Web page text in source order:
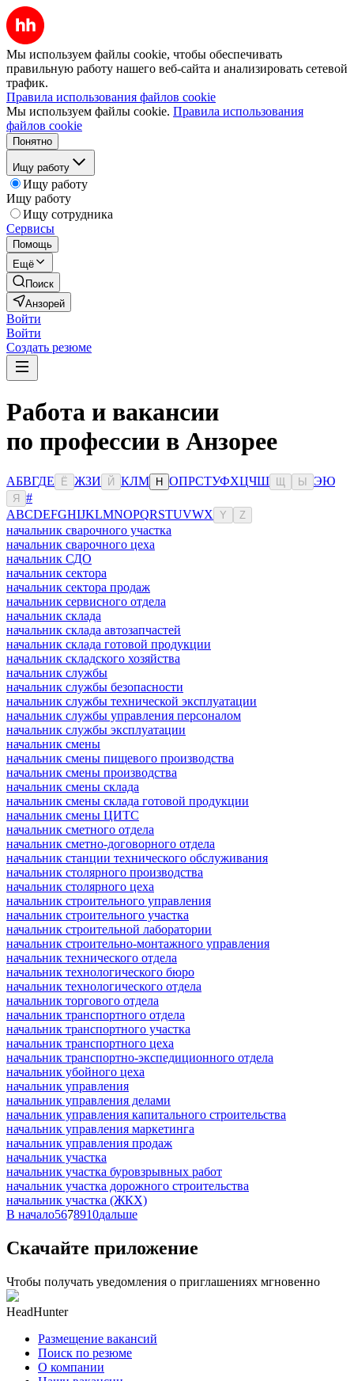
Мы используем файлы cookie, чтобы обеспечивать
правильную работу нашего веб-сайта и анализировать сетевой
трафик.
Правила использования файлов cookie
Мы используем файлы cookie. Правила использования
файлов cookie
Понятно
Ищу работу
Ищу работу
Ищу работу
Ищу сотрудника
Сервисы
Помощь
Ещё
Поиск
Анзорей
Войти
Войти
Создать резюме
Работа и вакансии
по профессии в Анзорее
АБВГДЕ Ё ЖЗИ Й КЛМ Н ОПРСТУФХЦЧШ Ы ЭЮ
Я
#
ABCDEFGHIJKLMNOPQRSTUVWX Y Z
начальник сварочного участка
начальник сварочного цеха
начальник СДО
начальник сектора
начальник сектора продаж
начальник сервисного отдела
начальник склада
начальник склада автозапчастей
начальник склада готовой продукции
начальник складского хозяйства
начальник службы
начальник службы безопасности
начальник службы технической эксплуатации
начальник службы управления персоналом
начальник службы эксплуатации
начальник смены
начальник смены пищевого производства
начальник смены производства
начальник смены склада
начальник смены склада готовой продукции
начальник смены ЦИТС
начальник сметного отдела
начальник сметно-договорного отдела
начальник станции технического обслуживания
начальник столярного производства
начальник столярного цеха
начальник строительного управления
начальник строительного участка
начальник строительной лаборатории
начальник строительно-монтажного управления
начальник технического отдела
начальник технологического бюро
начальник технологического отдела
начальник торгового отдела
начальник транспортного отдела
начальник транспортного участка
начальник транспортного цеха
начальник транспортно-экспедиционного отдела
начальник убойного цеха
начальник управления
начальник управления делами
начальник управления капитального строительства
начальник управления маркетинга
начальник управления продаж
начальник участка
начальник участка буровзрывных работ
начальник участка дорожного строительства
начальник участка (ЖКХ)
В начало5678910дальше
Скачайте приложение
Чтобы получать уведомления о приглашениях мгновенно
HeadHunter
Размещение вакансий
Поиск по резюме
О компании